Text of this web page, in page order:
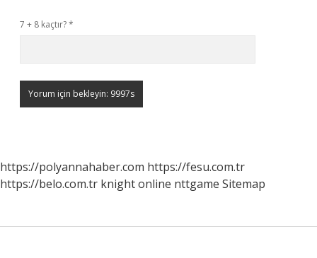
7 + 8 kaçtır?*
https://polyannahaber.com https://fesu.com.tr
https://belo.com.tr knight online nttgame Sitemap